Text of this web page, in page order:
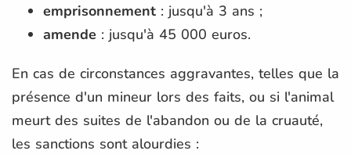
emprisonnement : jusqu'à 3 ans ;
amende : jusqu'à 45 000 euros.
En cas de circonstances aggravantes, telles que la
présence d'un mineur lors des faits, ou si l'animal
meurt des suites de l'abandon ou de la cruauté,
les sanctions sont alourdies :